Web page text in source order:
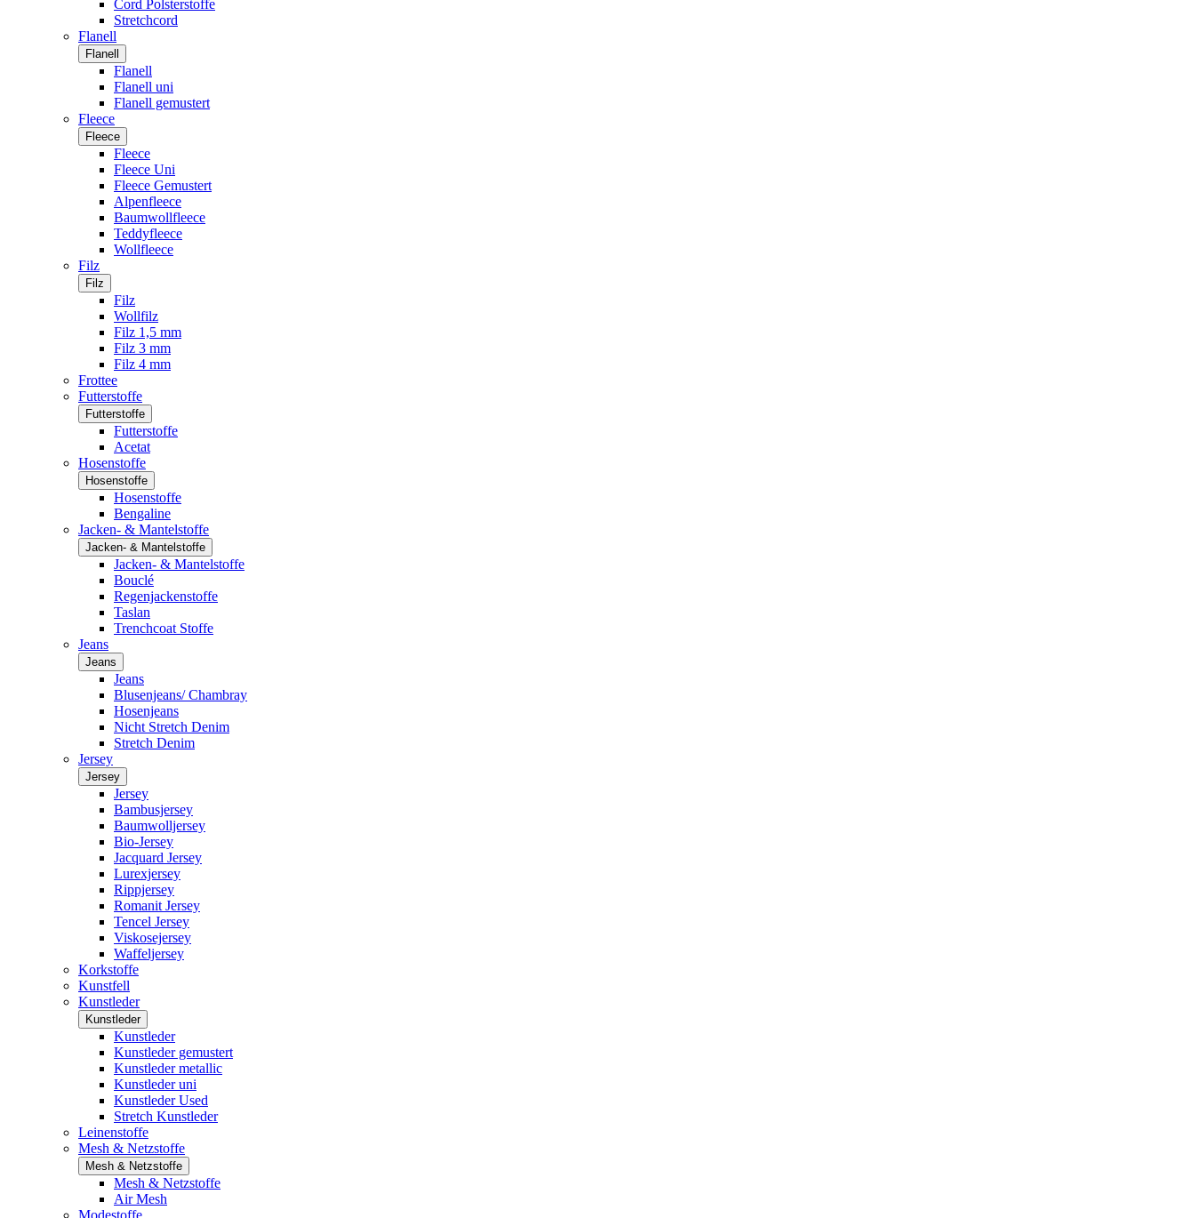
Cord Polsterstoffe
Stretchcord
Flanell
Flanell
Flanell
Flanell uni
Flanell gemustert
Fleece
Fleece
Fleece
Fleece Uni
Fleece Gemustert
Alpenfleece
Baumwollfleece
Teddyfleece
Wollfleece
Filz
Filz
Filz
Wollfilz
Filz 1,5 mm
Filz 3 mm
Filz 4 mm
Frottee
Futterstoffe
Futterstoffe
Futterstoffe
Acetat
Hosenstoffe
Hosenstoffe
Hosenstoffe
Bengaline
Jacken- & Mantelstoffe
Jacken- & Mantelstoffe
Jacken- & Mantelstoffe
Bouclé
Regenjackenstoffe
Taslan
Trenchcoat Stoffe
Jeans
Jeans
Jeans
Blusenjeans/ Chambray
Hosenjeans
Nicht Stretch Denim
Stretch Denim
Jersey
Jersey
Jersey
Bambusjersey
Baumwolljersey
Bio-Jersey
Jacquard Jersey
Lurexjersey
Rippjersey
Romanit Jersey
Tencel Jersey
Viskosejersey
Waffeljersey
Korkstoffe
Kunstfell
Kunstleder
Kunstleder
Kunstleder
Kunstleder gemustert
Kunstleder metallic
Kunstleder uni
Kunstleder Used
Stretch Kunstleder
Leinenstoffe
Mesh & Netzstoffe
Mesh & Netzstoffe
Mesh & Netzstoffe
Air Mesh
Modestoffe